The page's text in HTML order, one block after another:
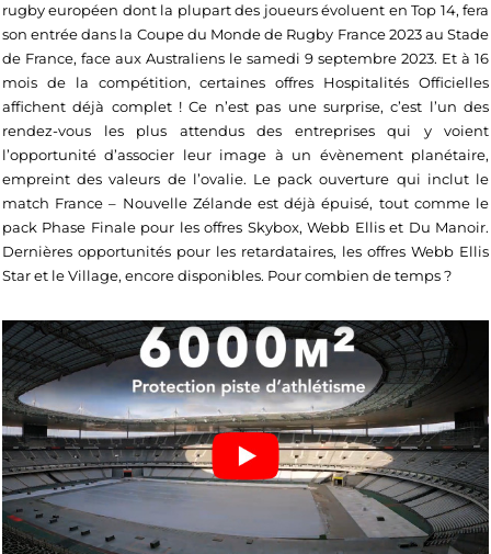
rugby européen dont la plupart des joueurs évoluent en Top 14, fera
son entrée dans la Coupe du Monde de Rugby France 2023 au Stade
de France, face aux Australiens le samedi 9 septembre 2023. Et à 16
mois de la compétition, certaines offres Hospitalités Officielles
affichent déjà complet ! Ce n’est pas une surprise, c’est l’un des
rendez-vous les plus attendus des entreprises qui y voient
l’opportunité d’associer leur image à un évènement planétaire,
empreint des valeurs de l’ovalie. Le pack ouverture qui inclut le
match France – Nouvelle Zélande est déjà épuisé, tout comme le
pack Phase Finale pour les offres Skybox, Webb Ellis et Du Manoir.
Dernières opportunités pour les retardataires, les offres Webb Ellis
Star et le Village, encore disponibles. Pour combien de temps ?